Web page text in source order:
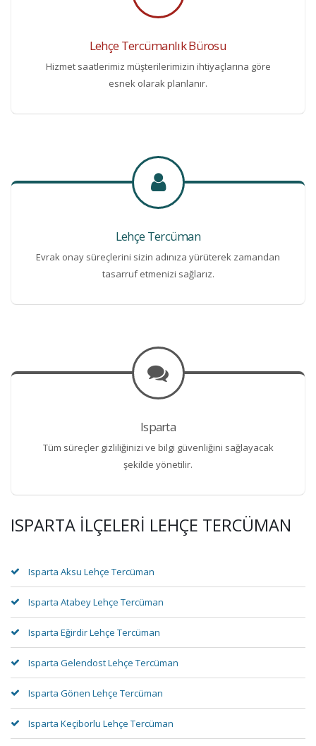
Lehçe Tercümanlık Bürosu
Hizmet saatlerimiz müşterilerimizin ihtiyaçlarına göre
esnek olarak planlanır.
Lehçe Tercüman
Evrak onay süreçlerini sizin adınıza yürüterek zamandan
tasarruf etmenizi sağlarız.
Isparta
Tüm süreçler gizliliğinizi ve bilgi güvenliğini sağlayacak
şekilde yönetilir.
ISPARTA İLÇELERI LEHÇE TERCÜMAN
Isparta Aksu Lehçe Tercüman
Isparta Atabey Lehçe Tercüman
Isparta Eğirdir Lehçe Tercüman
Isparta Gelendost Lehçe Tercüman
Isparta Gönen Lehçe Tercüman
Isparta Keçiborlu Lehçe Tercüman